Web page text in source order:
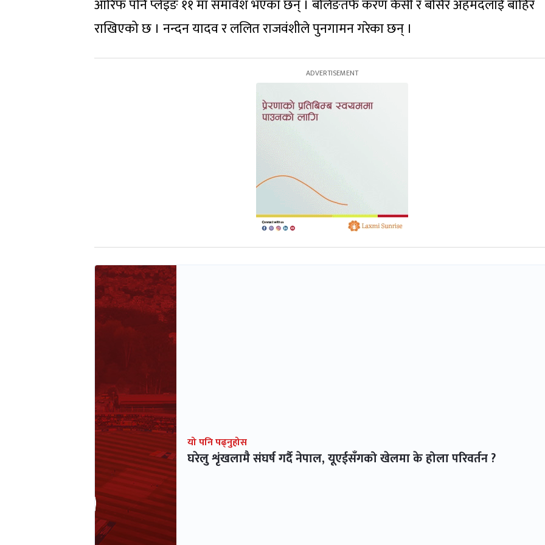
आरिफ पनि प्लेइङ ११ मा समावेश भएका छन् । बलिङतर्फ करण केसी र बसिर अहमदलाई बाहिर
राखिएको छ । नन्दन यादव र ललित राजवंशीले पुनगामन गरेका छन् ।
यो पनि पढ्नुहोस
घरेलु शृंखलामै संघर्ष गर्दै नेपाल, यूएईसँगको खेलमा के होला परिवर्तन ?